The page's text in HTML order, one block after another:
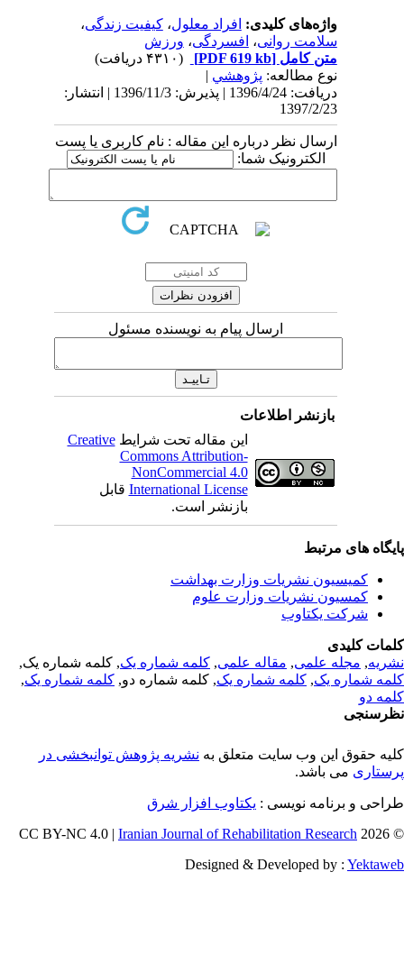
واژه‌های کلیدی:افراد معلول،کیفیت زندگی،
سلامت روانی،افسردگی،ورزش
متن کامل[PDF 619 kb]
نوع مطالعه:پژوهشي|
دریافت: 1396/4/24 | پذیرش: 1396/11/3 | انتشار:
1397/2/23
ارسال نظر درباره این مقاله : نام کاربری یا پست
الکترونیک شما:
ارسال پیام به نویسنده مسئول
بازنشر اطلاعات
این مقاله تحت شرایطCreative
Commons Attribution-
NonCommercial 4.0
International Licenseقابل
بازنشر است.
های مرتبط
کمیسیون نشریات وزارت بهداشت
کمسیون نشریات وزارت علوم
شرکت یکتاوب
کلیدی
,مجله علمی, مقاله علمی, کلمه شماره یک, کلمه شماره یک,
شماره یک,کلمه شماره یک, کلمه شماره دو,کلمه شماره یک,
دو
حقوق این وب سایت متعلق بهنشریه پژوهش توانبخشی در
می باشد.
و برنامه نویسی : یکتاوب افزار شرق
©
Iranian Journal of Rehabilitation Research
Designed & Developed by :